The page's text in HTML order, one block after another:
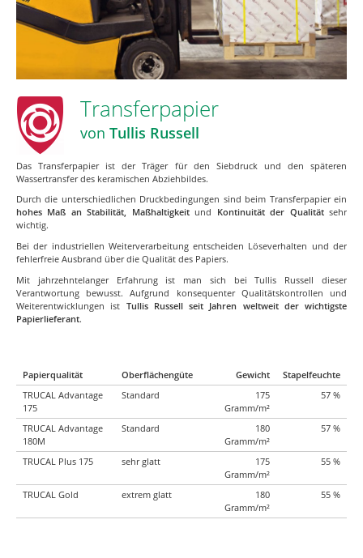
Transferpapier
von Tullis Russell
Das Transferpapier ist der Träger für den Siebdruck und den späteren
Wassertransfer des keramischen Abziehbildes.
Durch die unterschiedlichen Druckbedingungen sind beim Transferpapier ein
hohes Maß an Stabilität, Maßhaltigkeitund Kontinuität der Qualitätsehr
wichtig.
Bei der industriellen Weiterverarbeitung entscheiden Löseverhalten und der
fehlerfreie Ausbrand über die Qualität des Papiers.
Mit jahrzehntelanger Erfahrung ist man sich bei Tullis Russell dieser
Verantwortung bewusst. Aufgrund konsequenter Qualitätskontrollen und
Weiterentwicklungen ist Tullis Russell seit Jahren weltweit der wichtigste
Papierlieferant.
Papierqualität Oberflächengüte Gewicht
Stapelfeuchte
TRUCAL Advantage
175
Standard
175
Gramm/m²
57 %
TRUCAL Advantage
180M
Standard
180
Gramm/m²
57 %
TRUCAL Plus 175 sehr glatt
175
Gramm/m²
55 %
TRUCAL Gold extrem glatt
180
Gramm/m²
55 %